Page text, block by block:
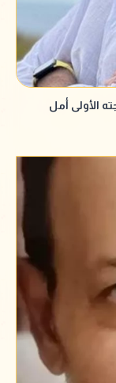
الأولى أمل